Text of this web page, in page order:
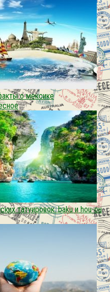
о мексике
татуировок. baku и hou-ou